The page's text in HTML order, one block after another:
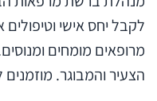
לקבל יחס אישי
מרופאים מומחים
הצעיר והמבוגר.